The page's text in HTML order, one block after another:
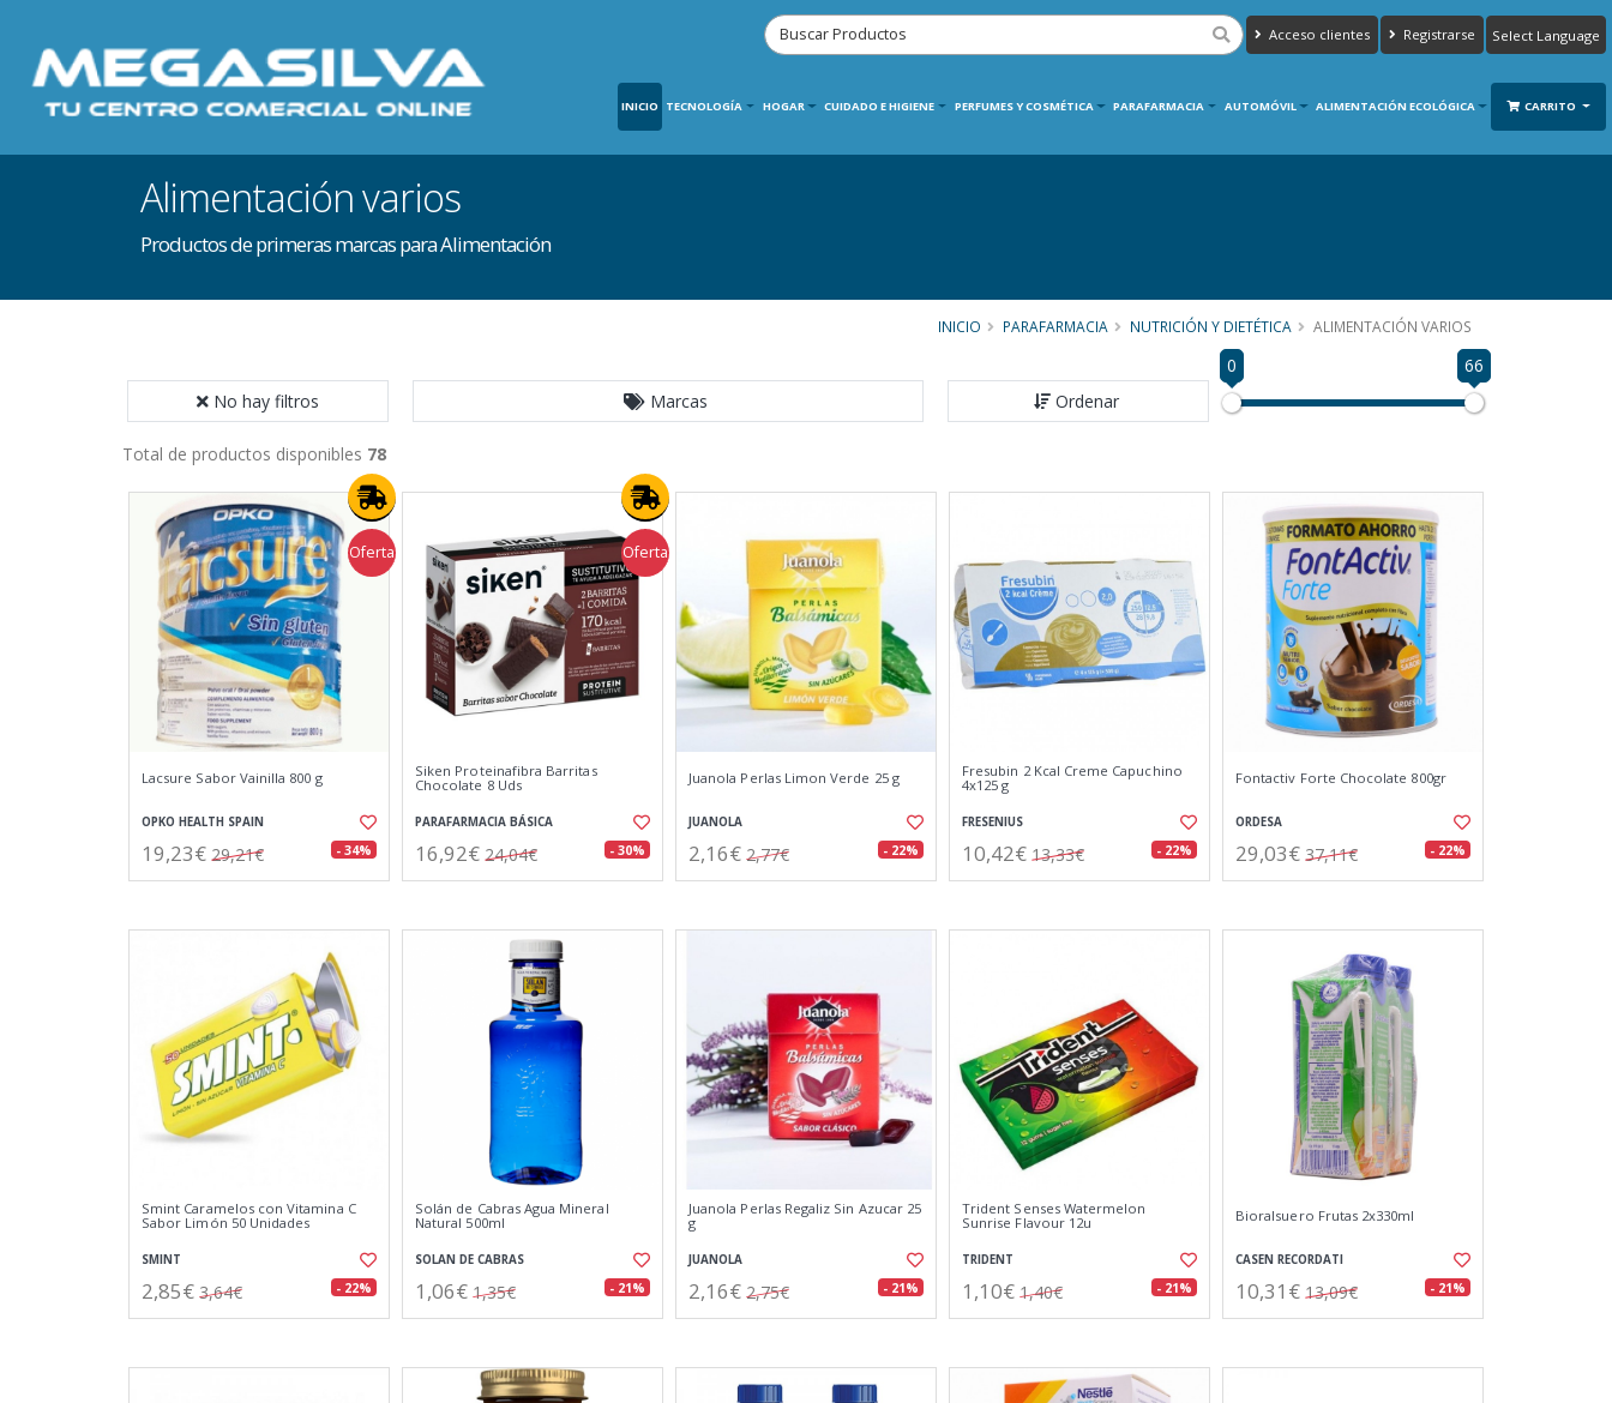
Acceso clientes Registrarse
Translate
INICIO TECNOLOGÍA HOGAR CUIDADO E HIGIENE PERFUMES Y COSMÉTICA PARAFARMACIA AUTOMÓVIL ALIMENTACIÓN ECOLÓGICA CARRITO
Alimentación varios
Productos de primeras marcas para Alimentación
INICIO PARAFARMACIA NUTRICIÓN Y DIETÉTICA ALIMENTACIÓN VARIOS
No hay filtros Marcas Ordenar
0 66
Total de productos disponibles 78
Oferta
Lacsure Sabor Vainilla 800 g
OPKO HEALTH SPAIN
19,23€ 29,21€ - 34%
Oferta
Siken Proteinafibra Barritas
Chocolate 8 Uds
PARAFARMACIA BÁSICA
16,92€ 24,04€ - 30%
Juanola Perlas Limon Verde 25 g
JUANOLA
2,16€ 2,77€ - 22%
Fresubin 2 Kcal Creme Capuchino
4x125 g
FRESENIUS
10,42€ 13,33€ - 22%
Fontactiv Forte Chocolate 800gr
ORDESA
29,03€ 37,11€ - 22%
Smint Caramelos con Vitamina C
Sabor Limón 50 Unidades
SMINT
2,85€ 3,64€ - 22%
Solán de Cabras Agua Mineral
Natural 500ml
SOLAN DE CABRAS
1,06€ 1,35€ - 21%
Juanola Perlas Regaliz Sin Azucar 25
g
JUANOLA
2,16€ 2,75€ - 21%
Trident Senses Watermelon
Sunrise Flavour 12u
TRIDENT
1,10€ 1,40€ - 21%
Bioralsuero Frutas 2x330ml
CASEN RECORDATI
10,31€ 13,09€ - 21%